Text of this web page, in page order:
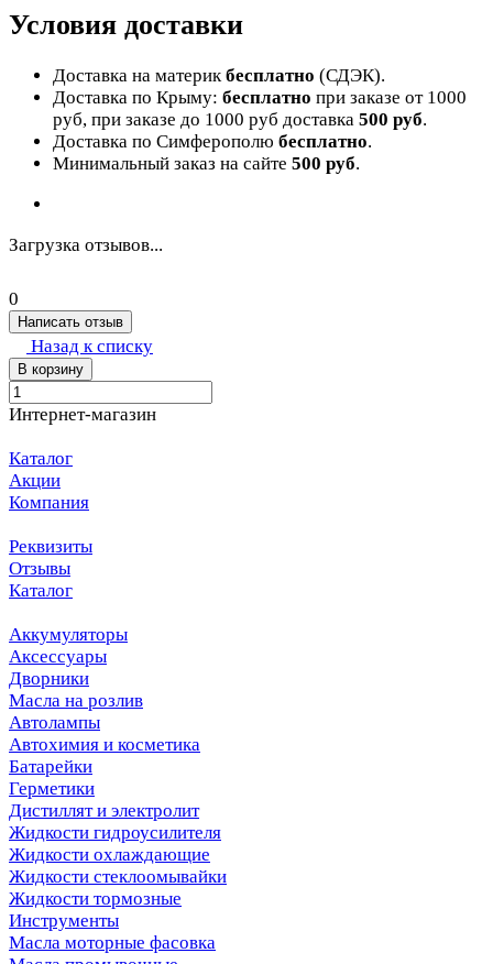
Условия доставки
Доставка на материкбесплатно (СДЭК).
Доставка по Крыму: бесплатно при заказе от 1000
руб, при заказе до 1000 руб доставка 500 руб.
Доставка по Симферополю бесплатно.
Минимальный заказ на сайте 500 руб.
Загрузка отзывов...
0
Написать отзыв
Назад к списку
В корзину
Интернет-магазин
Каталог
Акции
Компания
Реквизиты
Отзывы
Каталог
Аккумуляторы
Аксессуары
Дворники
Масла на розлив
Автолампы
Автохимия и косметика
Батарейки
Герметики
Дистиллят и электролит
Жидкости гидроусилителя
Жидкости охлаждающие
Жидкости стеклоомывайки
Жидкости тормозные
Инструменты
Масла моторные фасовка